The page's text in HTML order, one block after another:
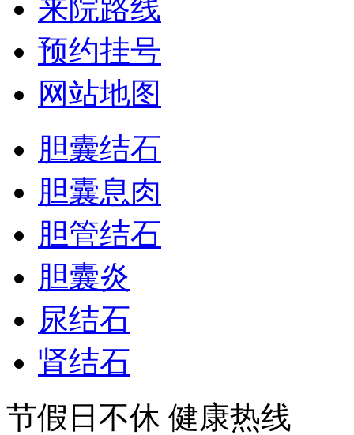
来院路线
预约挂号
网站地图
胆囊结石
胆囊息肉
胆管结石
胆囊炎
尿结石
肾结石
节假日不休 健康热线